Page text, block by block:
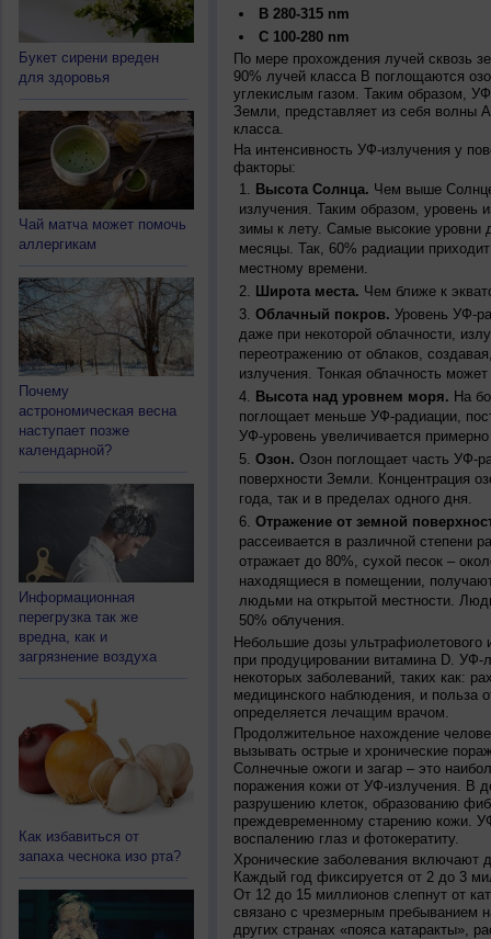
Букет сирени вреден
для здоровья
Чай матча может помочь
аллергикам
Почему
астрономическая весна
наступает позже
календарной?
Информационная
перегрузка так же
вредна, как и
загрязнение воздуха
Как избавиться от
запаха чеснока изо рта?
B 280-315 nm
C 100-280 nm
По мере прохождения лучей сквозь
90% лучей класса B поглощаются
углекислым газом. Таким образом,
Земли, представляет из себя волны
класса.
На интенсивность УФ-излучения у
факторы:
Высота Солнца. Чем выше
излучения. Таким образом, уровень
зимы к лету. Самые высокие уровни
месяцы. Так, 60% радиации
местному времени.
Широта места. Чем ближе к
Облачный покров. Уровень УФ-
даже при некоторой облачности,
переотражению от облаков,
излучения. Тонкая облачность
Высота над уровнем моря. На
поглощает меньше УФ-радиации,
УФ-уровень увеличивается
Озон. Озон поглощает часть УФ-
поверхности Земли. Концентрация
года, так и в пределах одного дня.
Отражение от земной
рассеивается в различной степени
отражает до 80%, сухой песок –
находящиеся в помещении,
людьми на открытой местности.
50% облучения.
Небольшие дозы ультрафиолетового
при продуцировании витамина D.
некоторых заболеваний, таких как:
медицинского наблюдения, и польза
определяется лечащим врачом.
Продолжительное нахождение
вызывать острые и хронические
Солнечные ожоги и загар – это
поражения кожи от УФ-излучения. В
разрушению клеток, образованию
преждевременному старению кожи.
воспалению глаз и фотокератиту.
Хронические заболевания включают
Каждый год фиксируется от 2 до 3
От 12 до 15 миллионов слепнут от
связано с чрезмерным пребыванием
других странах «пояса катаракты»,